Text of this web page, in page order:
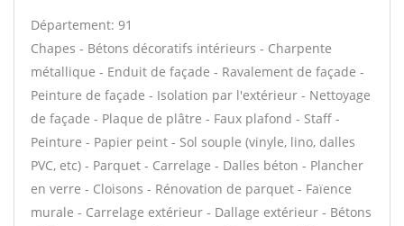
Département: 91
Chapes - Bétons décoratifs intérieurs - Charpente
métallique - Enduit de façade - Ravalement de façade -
Peinture de façade - Isolation par l'extérieur - Nettoyage
de façade - Plaque de plâtre - Faux plafond - Staff -
Peinture - Papier peint - Sol souple (vinyle, lino, dalles
PVC, etc) - Parquet - Carrelage - Dalles béton - Plancher
en verre - Cloisons - Rénovation de parquet - Faïence
murale - Carrelage extérieur - Dallage extérieur - Bétons